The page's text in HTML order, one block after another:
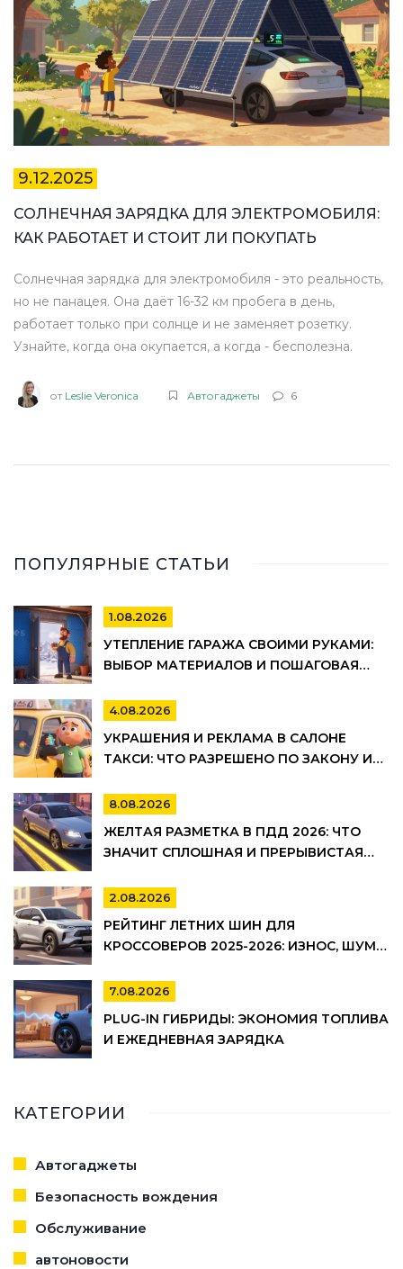
9.12.2025
СОЛНЕЧНАЯ ЗАРЯДКА ДЛЯ ЭЛЕКТРОМОБИЛЯ:
КАК РАБОТАЕТ И СТОИТ ЛИ ПОКУПАТЬ
Солнечная зарядка для электромобиля - это реальность,
но не панацея. Она даёт 16-32 км пробега в день,
работает только при солнце и не заменяет розетку.
Узнайте, когда она окупается, а когда - бесполезна.
от Leslie Veronica Автогаджеты 6
ПОПУЛЯРНЫЕ СТАТЬИ
1.08.2026
УТЕПЛЕНИЕ ГАРАЖА СВОИМИ РУКАМИ:
ВЫБОР МАТЕРИАЛОВ И ПОШАГОВАЯ
4.08.2026
УКРАШЕНИЯ И РЕКЛАМА В САЛОНЕ
ТАКСИ: ЧТО РАЗРЕШЕНО ПО ЗАКОНУ И
8.08.2026
ЖЕЛТАЯ РАЗМЕТКА В ПДД 2026: ЧТО
ЗНАЧИТ СПЛОШНАЯ И ПРЕРЫВИСТАЯ
ШТРАФЫ
2.08.2026
РЕЙТИНГ ЛЕТНИХ ШИН ДЛЯ
КРОССОВЕРОВ 2025-2026: ИЗНОС, ШУМ И
7.08.2026
PLUG-IN ГИБРИДЫ: ЭКОНОМИЯ ТОПЛИВА
И ЕЖЕДНЕВНАЯ ЗАРЯДКА
КАТЕГОРИИ
Автогаджеты
Безопасность вождения
Обслуживание
автоновости